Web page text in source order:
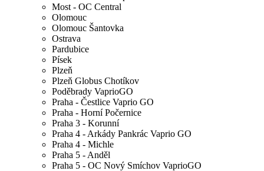
Most - OC Central
Olomouc
Olomouc Šantovka
Ostrava
Pardubice
Písek
Plzeň
Plzeň Globus Chotíkov
Poděbrady VaprioGO
Praha - Čestlice Vaprio GO
Praha - Horní Počernice
Praha 3 - Korunní
Praha 4 - Arkády Pankrác Vaprio GO
Praha 4 - Michle
Praha 5 - Anděl
Praha 5 - OC Nový Smíchov VaprioGO